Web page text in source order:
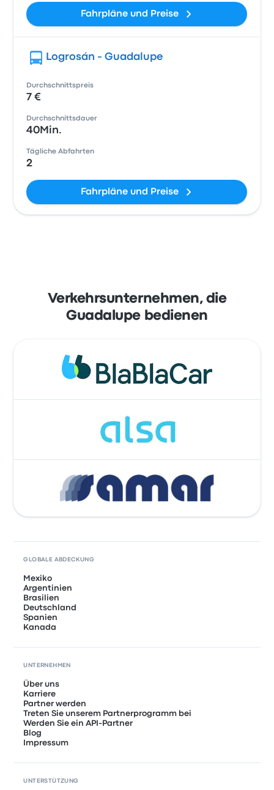
Fahrpläne und Preise
Logrosán - Guadalupe
Durchschnittspreis
7 €
Durchschnittsdauer
40Min.
Tägliche Abfahrten
2
Fahrpläne und Preise
Verkehrsunternehmen, die
Guadalupe bedienen
GLOBALE ABDECKUNG
Mexiko
Argentinien
Brasilien
Deutschland
Spanien
Kanada
UNTERNEHMEN
Über uns
Karriere
Partner werden
Treten Sie unserem Partnerprogramm bei
Werden Sie ein API-Partner
Blog
Impressum
UNTERSTÜTZUNG